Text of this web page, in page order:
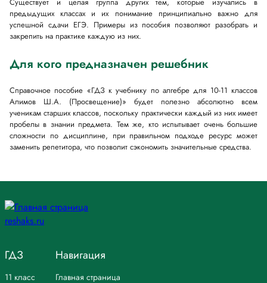
предыдущих классах и их понимание принципиально важно для
успешной сдачи ЕГЭ. Примеры из пособия позволяют разобрать и
закрепить на практике каждую из них.
Для кого предназначен решебник
Справочное пособие «ГДЗ к учебнику по алгебре для 10-11 классов
Алимов Ш.А. (Просвещение)» будет полезно абсолютно всем
ученикам старших классов, поскольку практически каждый из них имеет
пробелы в знании предмета. Тем же, кто испытывает очень большие
сложности по дисциплине, при правильном подходе ресурс может
заменить репетитора, что позволит сэкономить значительные средства.
ГДЗ
11 класс
Навигация
Главная страница